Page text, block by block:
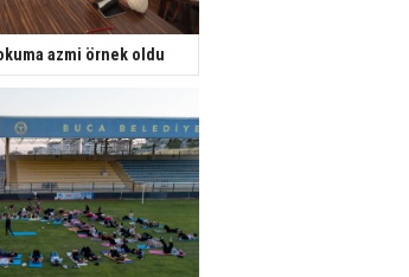
azmi örnek oldu